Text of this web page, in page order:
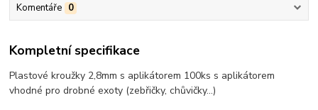
Komentáře 0
Kompletní specifikace
Plastové kroužky 2,8mm s aplikátorem 100ks s aplikátorem
vhodné pro drobné exoty (zebřičky, chůvičky...)